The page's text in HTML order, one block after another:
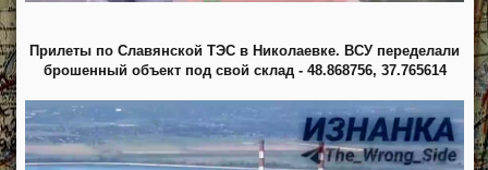
Прилеты по Славянской ТЭС в Николаевке. ВСУ переделали
брошенный объект под свой склад - 48.868756, 37.765614